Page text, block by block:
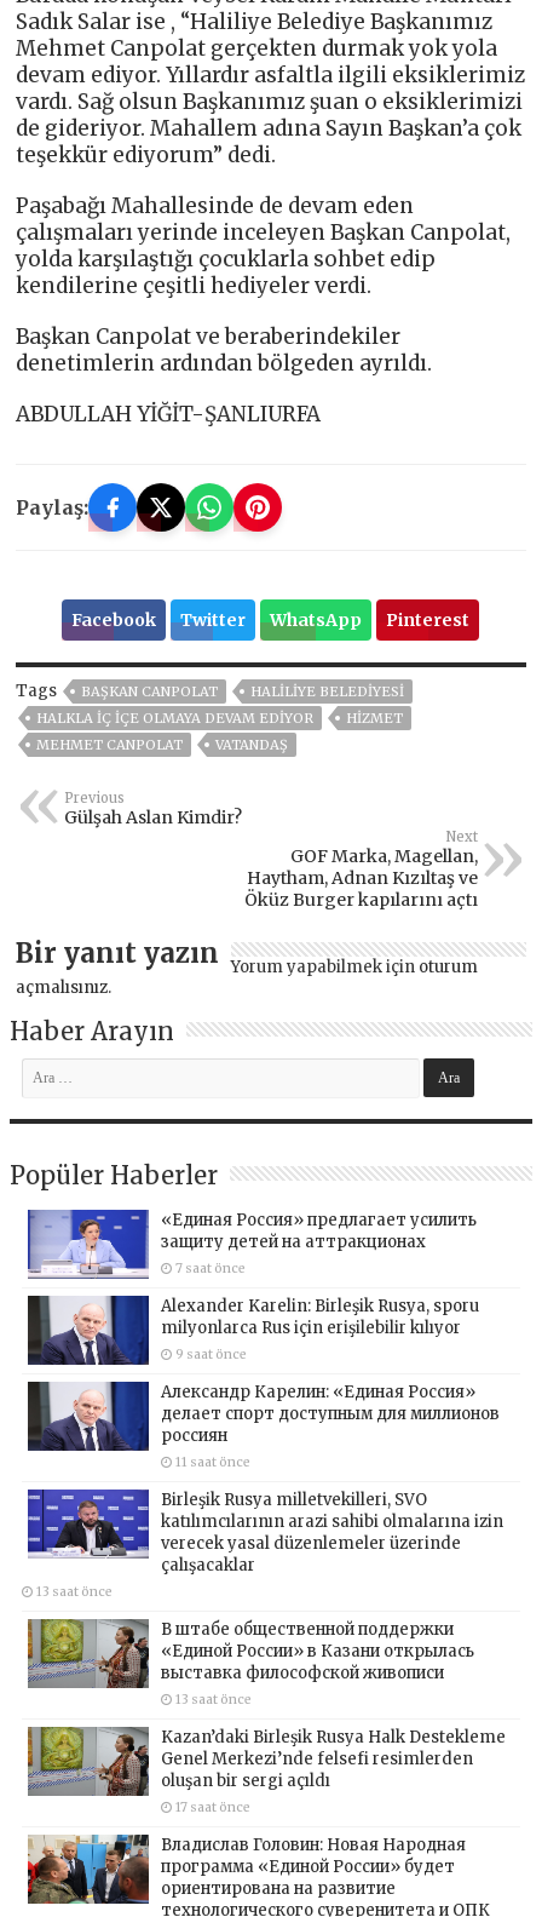
Sadık Salar ise , “Haliliye Belediye Başkanımız
Mehmet Canpolat gerçekten durmak yok yola
devam ediyor. Yıllardır asfaltla ilgili eksiklerimiz
vardı. Sağ olsun Başkanımız şuan o eksiklerimizi
de gideriyor. Mahallem adına Sayın Başkan’a çok
teşekkür ediyorum” dedi.
Paşabağı Mahallesinde de devam eden
çalışmaları yerinde inceleyen Başkan Canpolat,
yolda karşılaştığı çocuklarla sohbet edip
kendilerine çeşitli hediyeler verdi.
Başkan Canpolat ve beraberindekiler
denetimlerin ardından bölgeden ayrıldı.
ABDULLAH YİĞİT-ŞANLIURFA
Paylaş:
Facebook Twitter WhatsApp Pinterest
Tags BAŞKAN CANPOLAT
HALİLİYE BELEDİYESİ
HALKLA İÇ İÇE OLMAYA DEVAM EDİYOR
HİZMET
MEHMET CANPOLAT
VATANDAŞ
Previous
Gülşah Aslan Kimdir?
Next
GOF Marka, Magellan,
Haytham, Adnan Kızıltaş ve
Öküz Burger kapılarını açtı
Bir yanıt yazın Yorum yapabilmek için oturum
açmalısınız.
Haber Arayın
Popüler Haberler
«Единая Россия» предлагает усилить
защиту детей на аттракционах
7 saat önce
Alexander Karelin: Birleşik Rusya, sporu
milyonlarca Rus için erişilebilir kılıyor
9 saat önce
Александр Карелин: «Единая Россия»
делает спорт доступным для миллионов
россиян
11 saat önce
Birleşik Rusya milletvekilleri, SVO
katılımcılarının arazi sahibi olmalarına izin
verecek yasal düzenlemeler üzerinde
çalışacaklar
13 saat önce
В штабе общественной поддержки
«Единой России» в Казани открылась
выставка философской живописи
13 saat önce
Kazan’daki Birleşik Rusya Halk Destekleme
Genel Merkezi’nde felsefi resimlerden
oluşan bir sergi açıldı
17 saat önce
Владислав Головин: Новая Народная
программа «Единой России» будет
ориентирована на развитие
технологического суверенитета и ОПК